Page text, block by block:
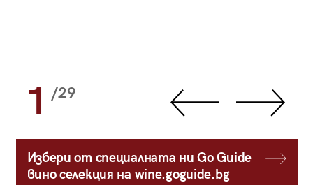
1 /29
Избери от специалната ни Go Guide
вино селекция на wine.goguide.bg